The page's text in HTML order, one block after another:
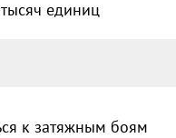
единиц
к затяжным боям